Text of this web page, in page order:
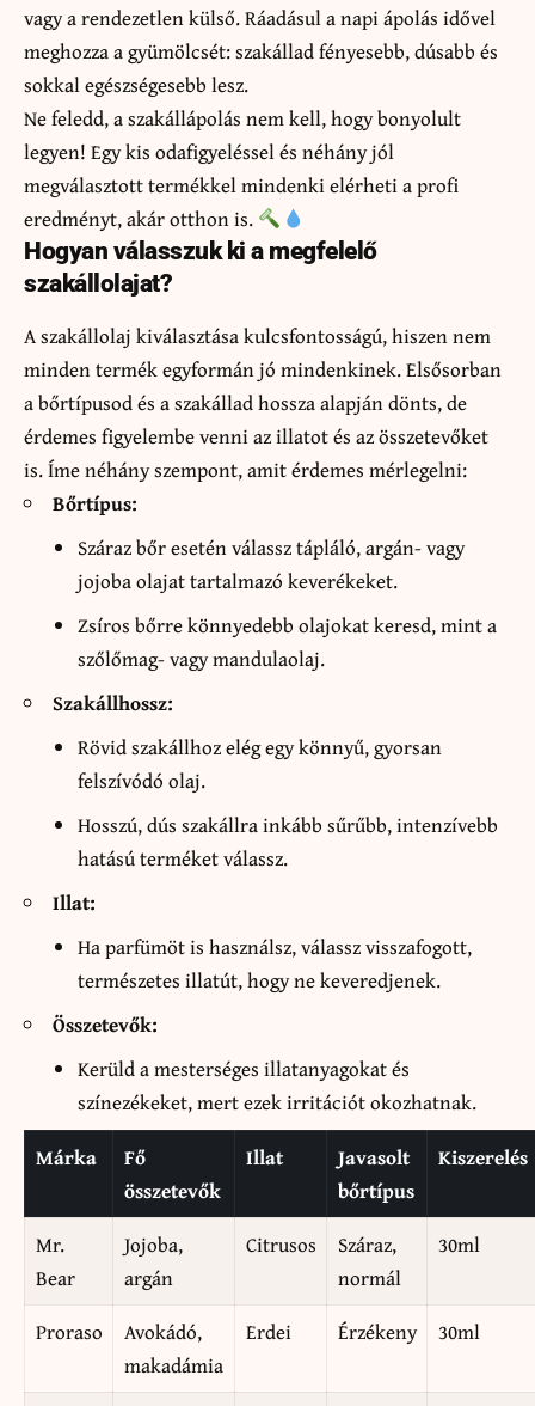
vagy a rendezetlen külső. Ráadásul a napi ápolás idővel
meghozza a gyümölcsét: szakállad fényesebb, dúsabb és
sokkal egészségesebb lesz.
Ne feledd, a szakállápolás nem kell, hogy bonyolult
legyen! Egy kis odafigyeléssel és néhány jól
megválasztott termékkel mindenki elérheti a profi
eredményt, akár otthon is.
Hogyan válasszuk ki a megfelelő
szakállolajat?
A szakállolaj kiválasztása kulcsfontosságú, hiszen nem
minden termék egyformán jó mindenkinek. Elsősorban
a bőrtípusod és a szakállad hossza alapján dönts, de
érdemes figyelembe venni az illatot és az összetevőket
is. Íme néhány szempont, amit érdemes mérlegelni:
Bőrtípus:
Száraz bőr esetén válassz tápláló, argán- vagy
jojoba olajat tartalmazó keverékeket.
Zsíros bőrre könnyedebb olajokat keresd, mint a
szőlőmag- vagy mandulaolaj.
Szakállhossz:
Rövid szakállhoz elég egy könnyű, gyorsan
felszívódó olaj.
Hosszú, dús szakállra inkább sűrűbb, intenzívebb
hatású terméket válassz.
Illat:
Ha parfümöt is használsz, válassz visszafogott,
természetes illatút, hogy ne keveredjenek.
Összetevők:
Kerüld a mesterséges illatanyagokat és
színezékeket, mert ezek irritációt okozhatnak.
Márka
Fő
összetevők
Illat
Javasolt
bőrtípus
Kiszerelés
Mr.
Bear
Jojoba,
argán
Citrusos
Száraz,
normál
30ml
Proraso
Avokádó,
makadámia
Erdei Érzékeny 30ml